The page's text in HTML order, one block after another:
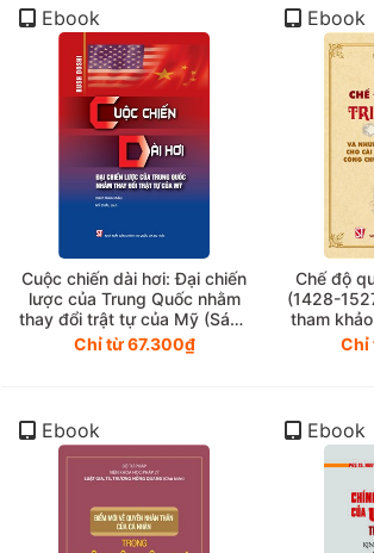
Ebook
Cuộc chiến dài hơi: Đại chiến
lược của Trung Quốc nhằm
thay đổi trật tự của Mỹ (Sách
tham khảo)
Chỉ từ 67.300₫
Ebook
Chế độ
(1428-
tham
độ công
Việt
Chỉ
Ebook Ebook